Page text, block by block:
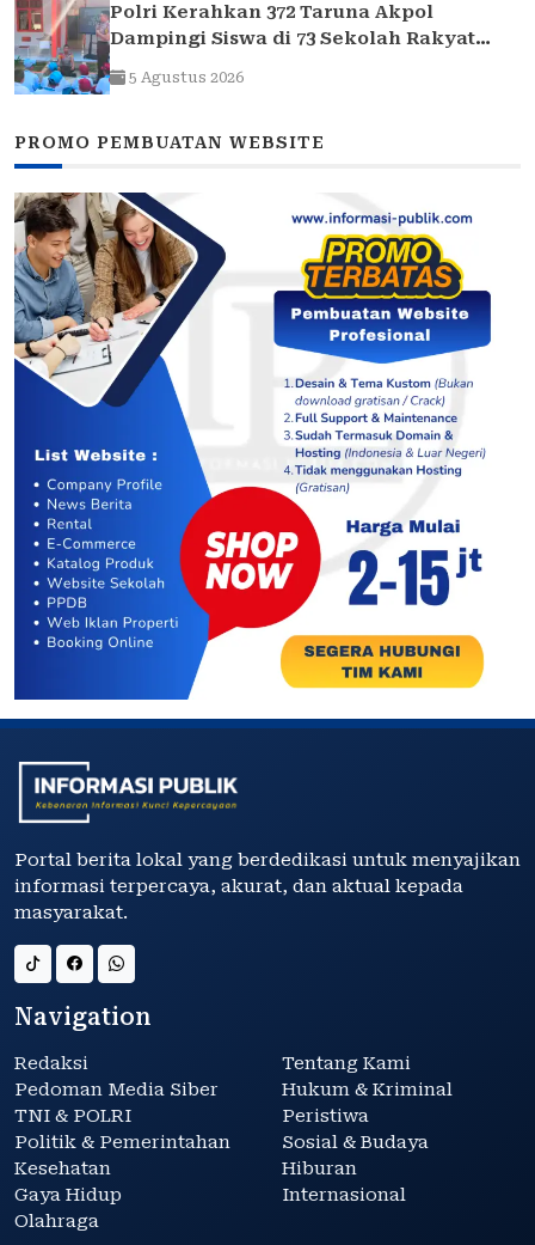
Polri Kerahkan 372 Taruna Akpol
Dampingi Siswa di 73 Sekolah Rakyat
Bersama Taruna Akademi TNI
5 Agustus 2026
PROMO PEMBUATAN WEBSITE
Portal berita lokal yang berdedikasi untuk menyajikan
informasi terpercaya, akurat, dan aktual kepada
masyarakat.
Navigation
Redaksi
Tentang Kami
Pedoman Media Siber
Hukum & Kriminal
TNI & POLRI
Peristiwa
Politik & Pemerintahan
Sosial & Budaya
Kesehatan
Hiburan
Gaya Hidup
Internasional
Olahraga